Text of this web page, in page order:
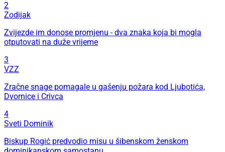
2
Zodijak
Zvijezde im donose promjenu - dva znaka koja bi mogla
otputovati na duže vrijeme
3
VZZ
Zračne snage pomagale u gašenju požara kod Ljubotića,
Dvornice i Crivca
4
Sveti Dominik
Biskup Rogić predvodio misu u šibenskom ženskom